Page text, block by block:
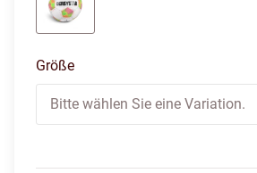
Größe
Bitte wählen Sie eine Variation.